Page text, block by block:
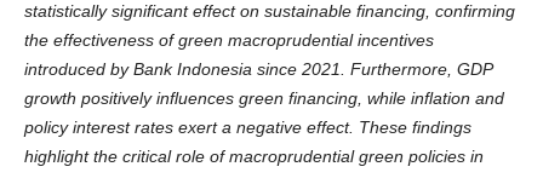
statistically significant effect on sustainable financing, confirming
the effectiveness of green macroprudential incentives
introduced by Bank Indonesia since 2021. Furthermore, GDP
growth positively influences green financing, while inflation and
policy interest rates exert a negative effect. These findings
highlight the critical role of macroprudential green policies in